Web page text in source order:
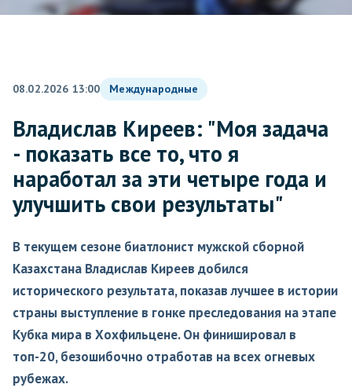
08.02.2026 13:00 Международные
Владислав Киреев: "Моя задача
- показать все то, что я
наработал за эти четыре года и
улучшить свои результаты"
В текущем сезоне биатлонист мужской сборной
Казахстана Владислав Киреев добился
исторического результата, показав лучшее в истории
страны выступление в гонке преследования на этапе
Кубка мира в Хохфильцене. Он финишировал в
топ-20, безошибочно отработав на всех огневых
рубежах.